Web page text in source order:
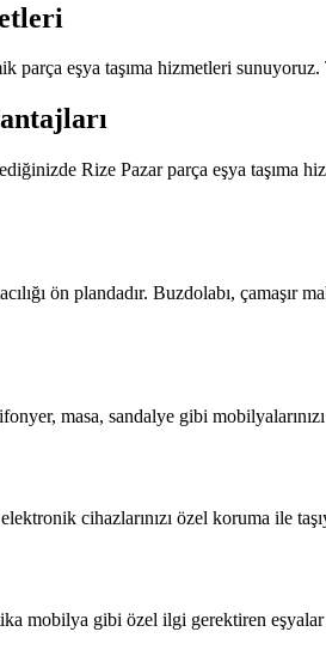
parça eşya taşıma hizmetleri
Rize Pazar parça eşya
ön plandadır. Buzdolabı,
masa, sandalye gibi
cihazlarınızı özel koruma ile
mobilya gibi özel ilgi gerektiren